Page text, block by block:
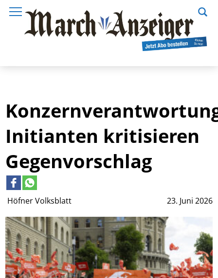
Höfner Volksblatt 23. Juni 2026
Initianten kritisieren
Gegenvorschlag